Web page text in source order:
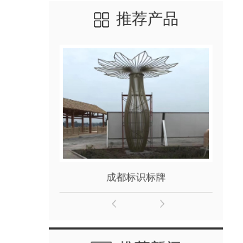
推荐产品
成都标识标牌